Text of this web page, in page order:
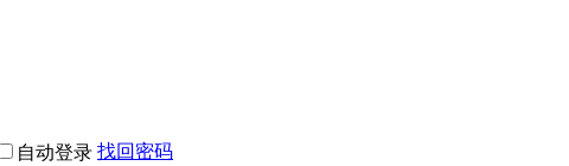
自动登录 找回密码